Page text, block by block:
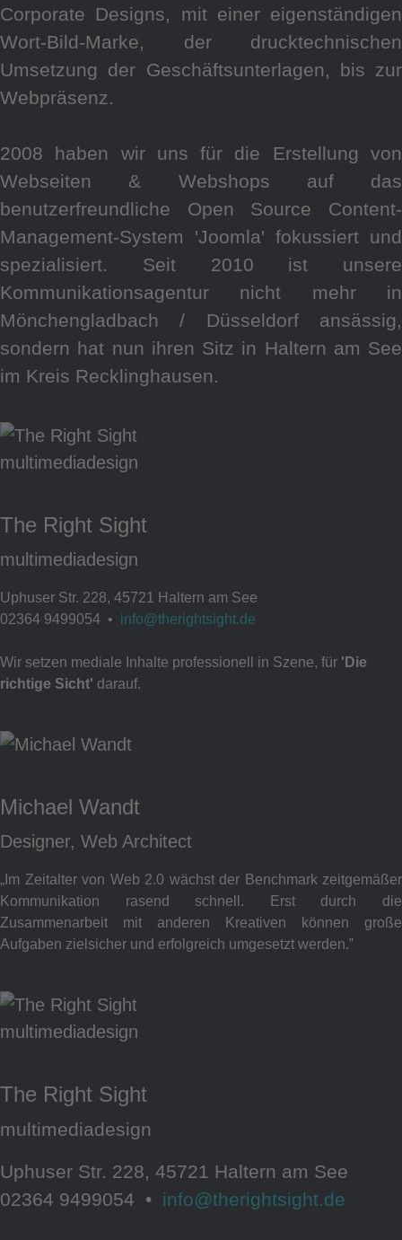
Corporate Designs, mit einer eigenständigen
Wort-Bild-Marke, der drucktechnischen
Umsetzung der Geschäftsunterlagen, bis zur
Webpräsenz.
2008 haben wir uns für die Erstellung von
Webseiten & Webshops auf das
benutzerfreundliche Open Source Content-
Management-System 'Joomla' fokussiert und
spezialisiert. Seit 2010 ist unsere
Kommunikationsagentur nicht mehr in
Mönchengladbach / Düsseldorf ansässig,
sondern hat nun ihren Sitz in Haltern am See
im Kreis Recklinghausen.
The Right Sight
multimediadesign
Uphuser Str. 228, 45721 Haltern am See
02364 9499054 • info@therightsight.de
Wir setzen mediale Inhalte professionell in Szene, für 'Die
richtige Sicht' darauf.
Michael Wandt
Designer, Web Architect
„Im Zeitalter von Web 2.0 wächst der Benchmark zeitgemäßer
Kommunikation rasend schnell. Erst durch die
Zusammenarbeit mit anderen Kreativen können große
Aufgaben zielsicher und erfolgreich umgesetzt werden.‟
The Right Sight
multimediadesign
Uphuser Str. 228, 45721 Haltern am See
02364 9499054 • info@therightsight.de